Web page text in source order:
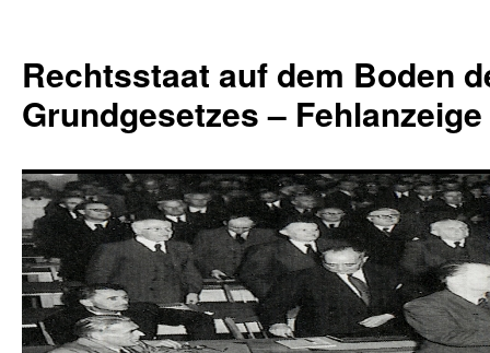
springen
Rechtsstaat auf dem Boden
Grundgesetzes –